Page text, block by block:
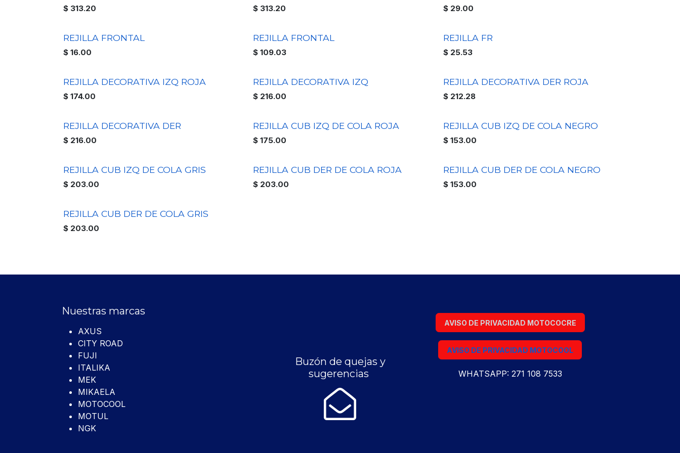
$ 313.20 $ 313.20 $ 29.00
REJILLA FRONTAL
$ 16.00
REJILLA FRONTAL
$109.03
REJILLA FR
$ 25.53
REJILLA DECORATIVA IZQ ROJA
$ 174.00
REJILLA DECORATIVA IZQ
$ 216.00
REJILLA DECORATIVA DER ROJA
$ 212.28
REJILLA DECORATIVA DER
$ 216.00
REJILLA CUB IZQ DE COLA ROJA
$175.00
REJILLA CUB IZQ DE COLA NEGRO
$ 153.00
REJILLA CUB IZQ DE COLA GRIS
$ 203.00
REJILLA CUB DER DE COLA ROJA
$ 203.00
REJILLA CUB DER DE COLA NEGRO
$ 153.00
REJILLA CUB DER DE COLA GRIS
$ 203.00
Nuestras marcas
AXUS
CITY ROAD
FUJI
ITALIKA
MEK
MIKAELA
MOTOCOOL
MOTUL
NGK
AVISO DE PRIVACIDAD MOTOCOCRE
AVISO DE PRIVACIDAD MOTOCOOL
WHATSAPP: 271 108 7533
Buzón de quejas y
sugerencias